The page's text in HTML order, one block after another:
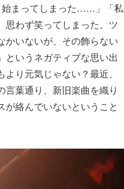
始まってしまった……」「私
わず笑ってしまった。ツ
かいないが、その飾らない
というネガティブな思い出
り元気じゃない？最近、
葉通り、新旧楽曲を織り
絡んでいないということ